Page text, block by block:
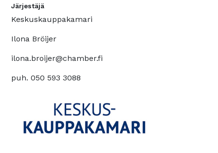
Järjestäjä
Keskuskauppakamari
Ilona Bröijer
ilona.broijer@chamber.fi
puh. 050 593 3088